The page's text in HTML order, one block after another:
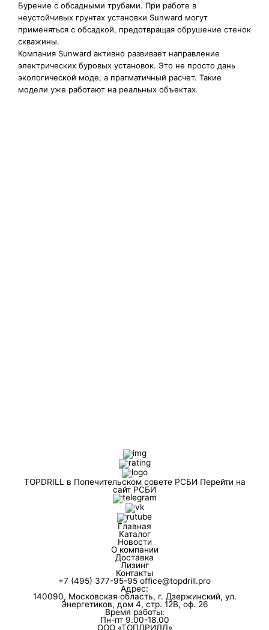
Бурение с обсадными трубами. При работе в
неустойчивых грунтах установки Sunward могут
применяться с обсадкой, предотвращая обрушение стенок
скважины.
Компания Sunward активно развивает направление
электрических буровых установок. Это не просто дань
экологической моде, а прагматичный расчет. Такие
модели уже работают на реальных объектах.
TOPDRILL в Попечительском совете РСБИ Перейти на
сайт РСБИ
Главная
Каталог
Новости
О компании
Доставка
Лизинг
Контакты
+7 (495) 377-95-95 office@topdrill.pro
Адрес:
140090, Московская область, г. Дзержинский, ул.
Энергетиков, дом 4, стр. 12В, оф. 26
Время работы:
Пн-пт 9.00-18.00
ООО «ТОПДРИЛЛ»